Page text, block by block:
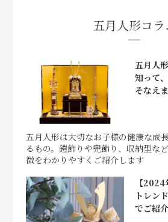
五月人形コラ
五月人
知って
そなえ
五月人形は大切なお子様の健康な成
るもの。鎧飾りや兜飾り、収納型な
徴をわかりやすくご紹介します
【
トレン
でご紹介